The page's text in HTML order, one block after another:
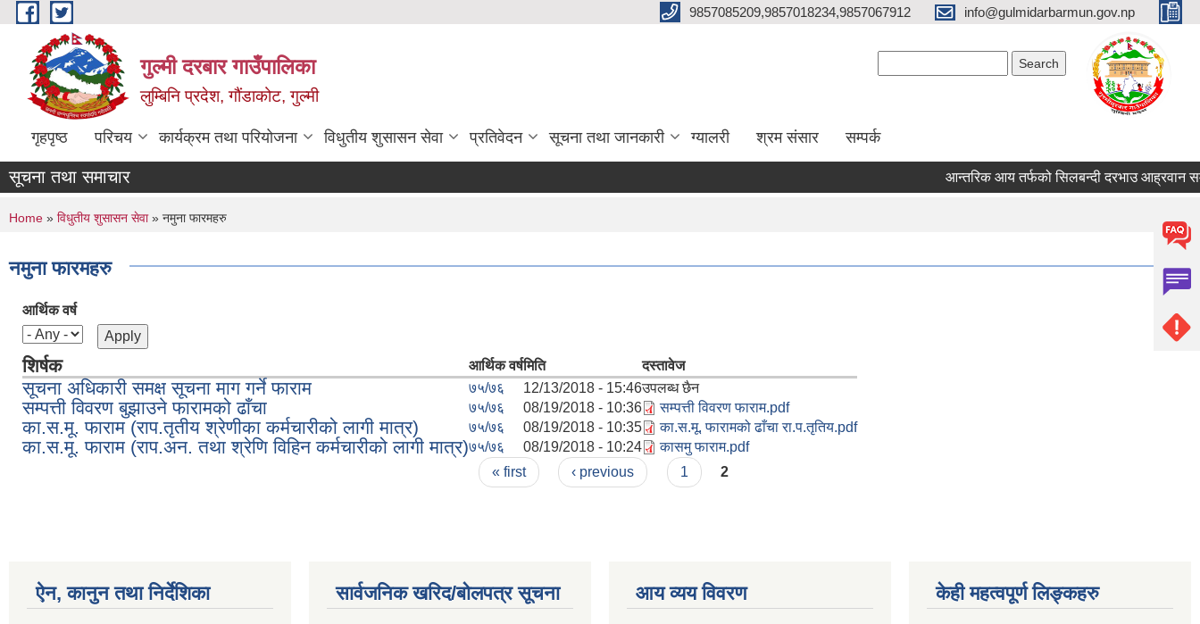
Skip to main content 9857085209,9857018234,9857067912 info@gulmidarbarmun.gov.np
गुल्मी दरबार गाउँपालिका
लुम्बिनि प्रदेश, गौंडाकोट, गुल्मी
गृहपृष्ठ परिचय कार्यक्रम तथा परियोजना विधुतीय शुसासन सेवा प्रतिवेदन सूचना तथा जानकारी ग्यालरी श्रम संसार सम्पर्क
सूचना तथा समाचार आन्तरिक आय तर्फको सिलबन्दी दरभाउ आह्रवान
You are here
Home » विधुतीय शुसासन सेवा» नमुना फारमहरु
नमुना फारमहरु
आर्थिक वर्ष
शिर्षक आर्थिक वर्षमिति दस्तावेज
सूचना अधिकारी समक्ष सूचना माग गर्ने फाराम ७५/७६ 12/13/2018 - 15:46उपलब्ध छैन
सम्पत्ती विवरण बुझाउने फारामको ढाँचा ७५/७६ 08/19/2018 - 10:36 सम्पत्ती विवरण फाराम.pdf
का.स.मू. फाराम (राप.तृतीय श्रेणीका कर्मचारीको लागी मात्र) ७५/७६ 08/19/2018 - 10:35 का.स.मू. फारामको ढाँचा रा.प.तृतिय.pdf
का.स.मू. फाराम (राप.अन. तथा श्रेणि विहिन कर्मचारीको लागी मात्र)७५/७६ 08/19/2018 - 10:24 कासमु फाराम.pdf
« first ‹ previous 1 2
ऐन, कानुन तथा निर्देशिका सार्वजनिक खरिद/बोलपत्र सूचना आय व्यय विवरण केही महत्वपूर्ण लिङ्कहरु